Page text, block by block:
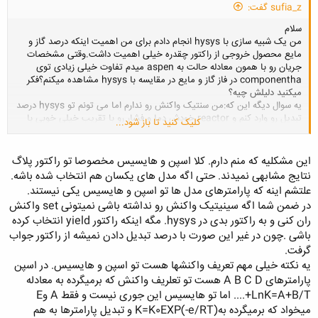
عملیات لرزه‌ای و QC (كنترل كیفیت) و ثبت عملیات لرزه‌ای استفاده می‌شود.
Vertieal Seismis Profiling يا VSP
این نرم‌افزار براساس نظریه‌های انتشار امواج لرزه‌ای در محیط‌های نامتجانس و
ناهمگن كاربرد دارد. این نرم‌افزار می‌تواند میدان انتشار امواج لرزه‌ای را بازسازی
و داده‌های لرزه‌ای را در محل دیواره چاه برای گزنده‌های مختلف كه آرایش‌های
متفاوت دارند محاسبه نماید این نرم‌افزار همچنین برای تصویر برداری از
پیرامون و ساختمان اطراف چاه و یا بازسازی بین دو یا چند چاه توسط انتشار
داده‌های سطحی لرزه‌ای به كار رود.
VSP-NIDC
این یك نرم‌افزار برای شركت ملی‌حفاری نوشته شده است كه با استفاده از
اطلاعات نمودار‌ها مدل‌سازی ساختمان‌های زمین را انجام می‌دهد. دارای 30 زیر
برنامه می‌باشد كه یكی براساس میدان پرتو و دیگری براساس میدان امواج كار
می‌كند. كه هر كدام كاربردهای خاصی دارد. میدان پرتو (PVSP) برای
FDVSP مقیاسهای كوچك یعنی پیرامون چاه یا nonzero offset مورد
استفاده قرار می‌گیرد.
Electro -Micro Imaging Packege يا EMID
این نرم‌افزار برای تحلیل نمودارهای تصویری در فرمت las و یا فرمت Delis
sufia_z گفت:
سلام
من یک شبیه سازی با hysys انجام دادم برای من اهمیت اینکه درصد گاز و
مایع محصول خروجی از راکتور چقدره خیلی اهمیت داشت.وقتی مشخصات
جریان رو با همون معادله حالت به aspen میدم تفاوت خیلی زیادی توی
componentha در فاز گاز و مایع در مقایسه با hysys مشاهده میکنم؟فکر
میکنید دلیلش چیه؟
یه سوال دیگه این که:من سنتیک واکنش رو ندارم اما می تونم تو hysys درصد
تبدیل رو وارد کنم و reactor خودش دما و فشار رو با تقریب خیلی خوبی با
کنید
با تشکر
کلیک کنید تا باز شود...
این مشکلیه که منم دارم. کلا اسپن و هایسیس مخصوصا تو راکتور پلاگ
نتایج مشابهی نمیدند. حتی اگه مدل های یکسان هم انتخاب شده باشه.
علتشم اینه که پارامترهای مدل ها تو اسپن و هایسیس یکی نیستند.
در ضمن شما اگه سینیتیک واکنش رو نداشته باشی نمیتونی set واکنش
ران کنی و به راکتور بدی در hysys. مگه اینکه راکتور yield انتخاب کرده
باشی .چون در غیر این صورت با درصد تبدیل دادن نمیشه از راکتور جواب
گرفت.
یه نکته خیلی مهم تعریف واکنشها هست تو اسپن و هایسیس. در اسپن
پارامترهای A B C D هست تو تعلریف واکنش که برمیگرده به معادله
LnK=A+B/T+.... اما تو هایسیس این جوری نیست و فقط A وE
میخواد که برمیگرده بهK=K0EXP(-e/RT) و تبدیل پارامترها به هم